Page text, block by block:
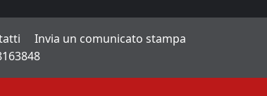
Invia un comunicato stampa